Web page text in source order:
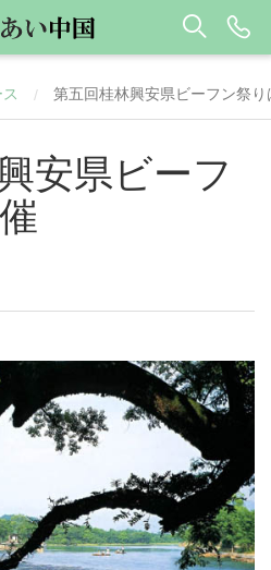
/ 第五回桂林興安県ビーフン祭り
安県ビーフ